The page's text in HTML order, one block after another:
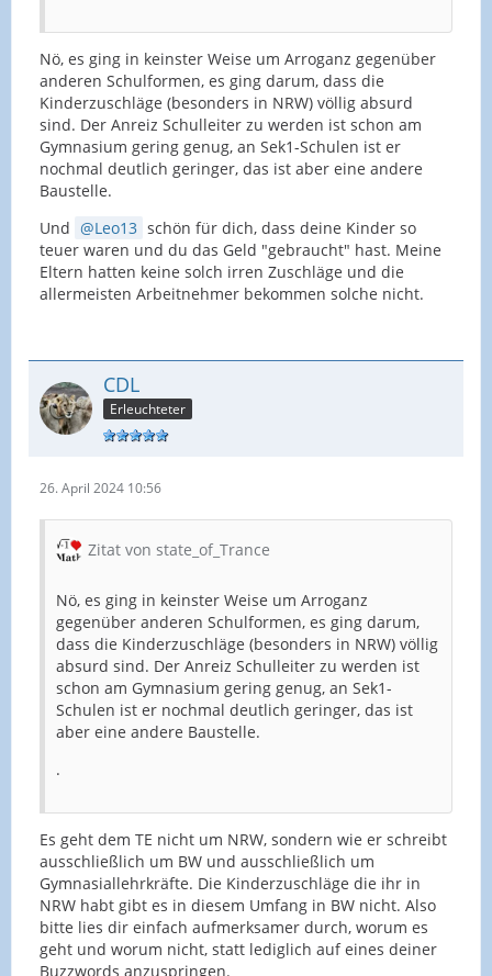
Nö, es ging in keinster Weise um Arroganz gegenüber
anderen Schulformen, es ging darum, dass die
Kinderzuschläge (besonders in NRW) völlig absurd
sind. Der Anreiz Schulleiter zu werden ist schon am
Gymnasium gering genug, an Sek1-Schulen ist er
nochmal deutlich geringer, das ist aber eine andere
Baustelle.
Und
Leo13 schön für dich, dass deine Kinder so
teuer waren und du das Geld "gebraucht" hast. Meine
Eltern hatten keine solch irren Zuschläge und die
allermeisten Arbeitnehmer bekommen solche nicht.
CDL
Erleuchteter
26. April 2024 10:56
Zitat von state_of_Trance
Nö, es ging in keinster Weise um Arroganz
gegenüber anderen Schulformen, es ging darum,
dass die Kinderzuschläge (besonders in NRW) völlig
absurd sind. Der Anreiz Schulleiter zu werden ist
schon am Gymnasium gering genug, an Sek1-
Schulen ist er nochmal deutlich geringer, das ist
aber eine andere Baustelle.
.
Es geht dem TE nicht um NRW, sondern wie er schreibt
ausschließlich um BW und ausschließlich um
Gymnasiallehrkräfte. Die Kinderzuschläge die ihr in
NRW habt gibt es in diesem Umfang in BW nicht. Also
bitte lies dir einfach aufmerksamer durch, worum es
geht und worum nicht, statt lediglich auf eines deiner
Buzzwords anzuspringen.